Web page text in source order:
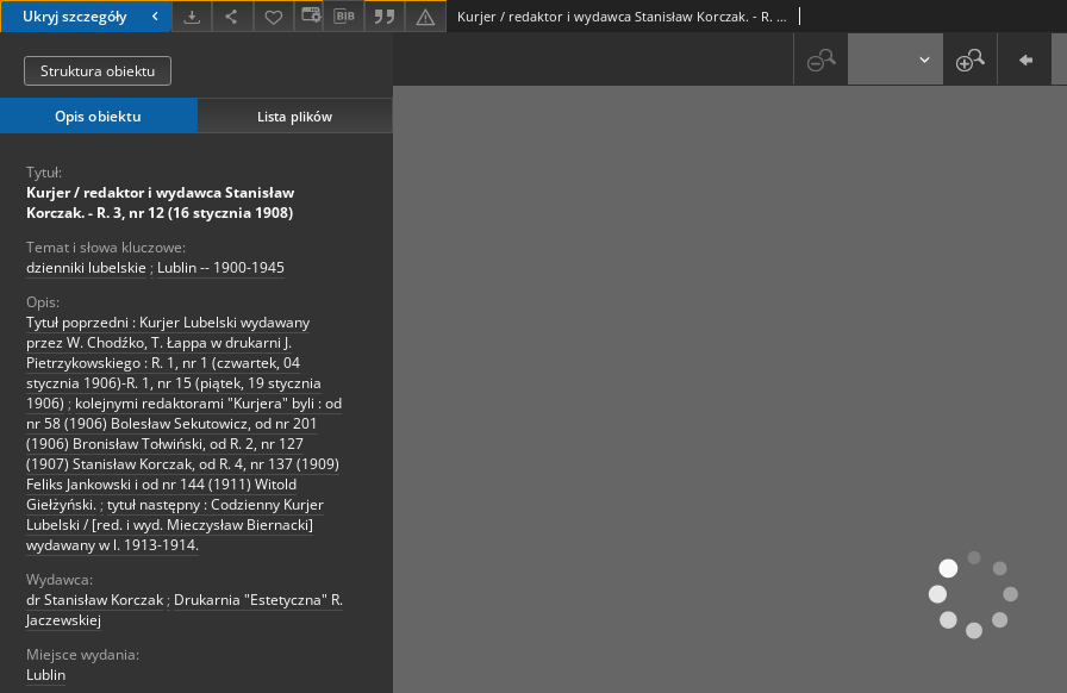
Ukryj szczegóły Kurjer / redaktor i wydawca Stanisław Korczak. - R. 3, nr 12 (16 stycznia 1908)
Struktura obiektu
Opis obiektu Lista plików
Tytuł:
Kurjer / redaktor i wydawca Stanisław
Korczak. - R. 3, nr 12 (16 stycznia 1908)
Temat i słowa kluczowe:
dzienniki lubelskie ; Lublin -- 1900-1945
Opis:
Tytuł poprzedni : Kurjer Lubelski wydawany
przez W. Chodźko, T. Łappa w drukarni J.
Pietrzykowskiego : R. 1, nr 1 (czwartek, 04
stycznia 1906)-R. 1, nr 15 (piątek, 19 stycznia
1906) ; kolejnymi redaktorami "Kurjera" byli : od
nr 58 (1906) Bolesław Sekutowicz, od nr 201
(1906) Bronisław Tołwiński, od R. 2, nr 127
(1907) Stanisław Korczak, od R. 4, nr 137 (1909)
Feliks Jankowski i od nr 144 (1911) Witold
Giełżyński. ; tytuł następny : Codzienny Kurjer
Lubelski / [red. i wyd. Mieczysław Biernacki]
wydawany w l. 1913-1914.
Wydawca:
dr Stanisław Korczak ; Drukarnia "Estetyczna" R.
Jaczewskiej
Miejsce wydania:
Lublin